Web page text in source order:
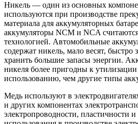
Никель — один из основных
используются при производстве
материала для аккумуляторных
аккумуляторы NCM и NCA
технологией. Автомобильные
содержат никель, мало весят, быстро
хранить большие запасы энергии.
никеля более пригодны к
использованию, чем другие типы
Медь используют в
и других компонентах
электропроводности, пластичности